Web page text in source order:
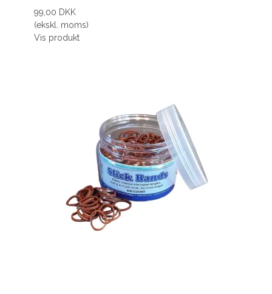
99,00 DKK
(ekskl. moms)
Vis produkt